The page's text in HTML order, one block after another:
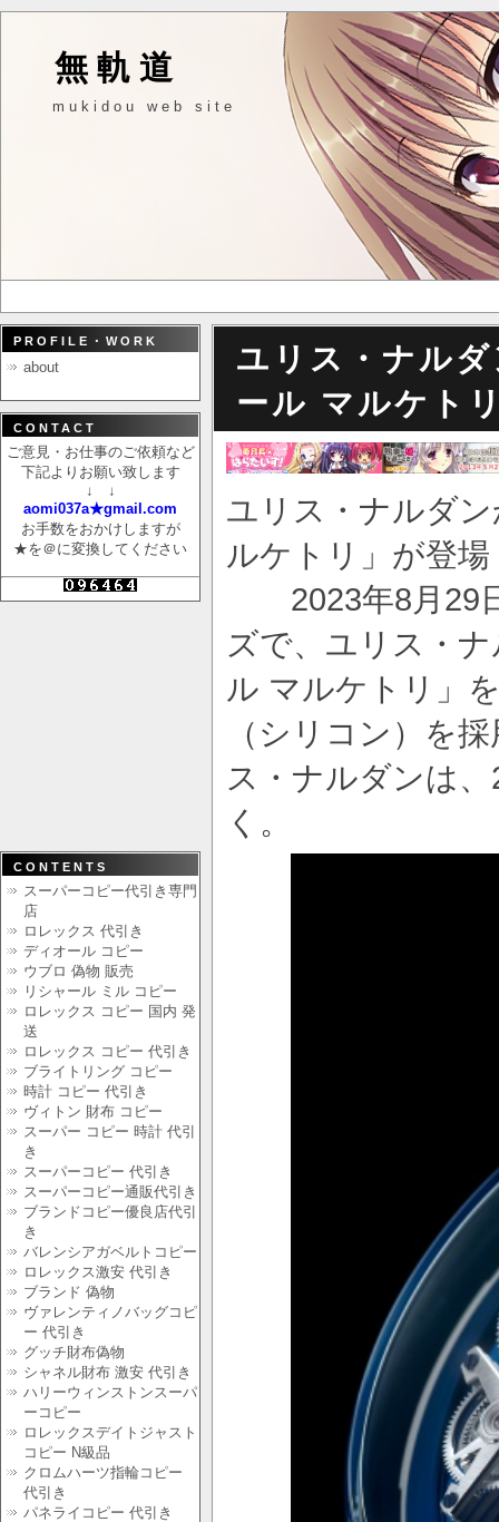
無軌道
mukidou web site
ユリス・ナル
ール マルケト
ユリス・ナルダ
ルケトリ」が登場
2023年8月29日
ズで、ユリス・
ル マルケトリ」
（シリコン）を
ス・ナルダンは
く。
PROFILE・WORK
about
CONTACT
ご意見・お仕事のご依頼など
下記よりお願い致します
↓ ↓
aomi037a★gmail.com
お手数をおかけしますが
★を＠に変換してください
CONTENTS
スーパーコピー代引き専門
店
ロレックス 代引き
ディオール コピー
ウブロ 偽物 販売
リシャール ミル コピー
ロレックス コピー 国内 発
送
ロレックス コピー 代引き
ブライトリング コピー
時計 コピー 代引き
ヴィトン 財布 コピー
スーパー コピー 時計 代引
き
スーパーコピー 代引き
スーパーコピー通販代引き
ブランドコピー優良店代引
き
バレンシアガベルトコピー
ロレックス激安 代引き
ブランド 偽物
ヴァレンティノバッグコピ
ー 代引き
グッチ財布偽物
シャネル財布 激安 代引き
ハリーウィンストンスーパ
ーコピー
ロレックスデイトジャスト
コピー N級品
クロムハーツ指輪コピー
代引き
パネライコピー 代引き